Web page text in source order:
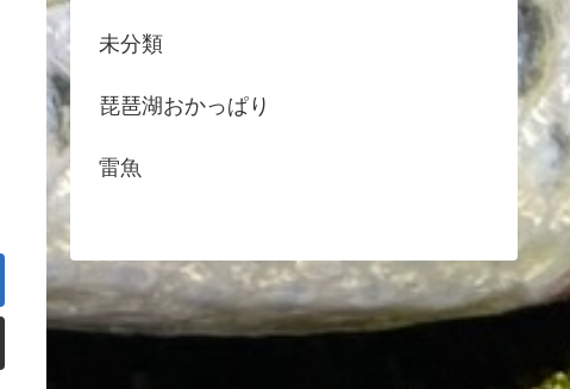
未分類
琵琶湖おかっぱり
雷魚